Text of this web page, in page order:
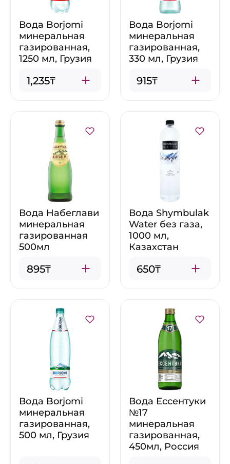
Вода Borjomi
минеральная
газированная,
1250 мл, Грузия
1,235₸
Вода Borjomi
минеральная
газированная,
330 мл, Грузия
915₸
Вода Набеглави
минеральная
газированная
500мл
895₸
Вода Shymbulak
Water без газа,
1000 мл,
Казахстан
650₸
Вода Borjomi
минеральная
газированная,
500 мл, Грузия
Вода Ессентуки
№17
минеральная
газированная,
450мл, Россия